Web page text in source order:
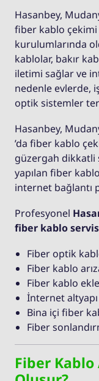
Hasanbey,
fiber kablo çekimi
kurulumlarında
kablolar, bakır
iletimi sağlar ve
nedenle evlerde,
optik sistemler
Hasanbey,
’da fiber kablo
güzergah dikkatli
yapılan fiber
internet bağlantı
Profesyonel
fiber kablo
Fiber optik
Fiber kablo
Fiber kablo
İnternet
Bina içi fiber
Fiber
Fiber Kablo